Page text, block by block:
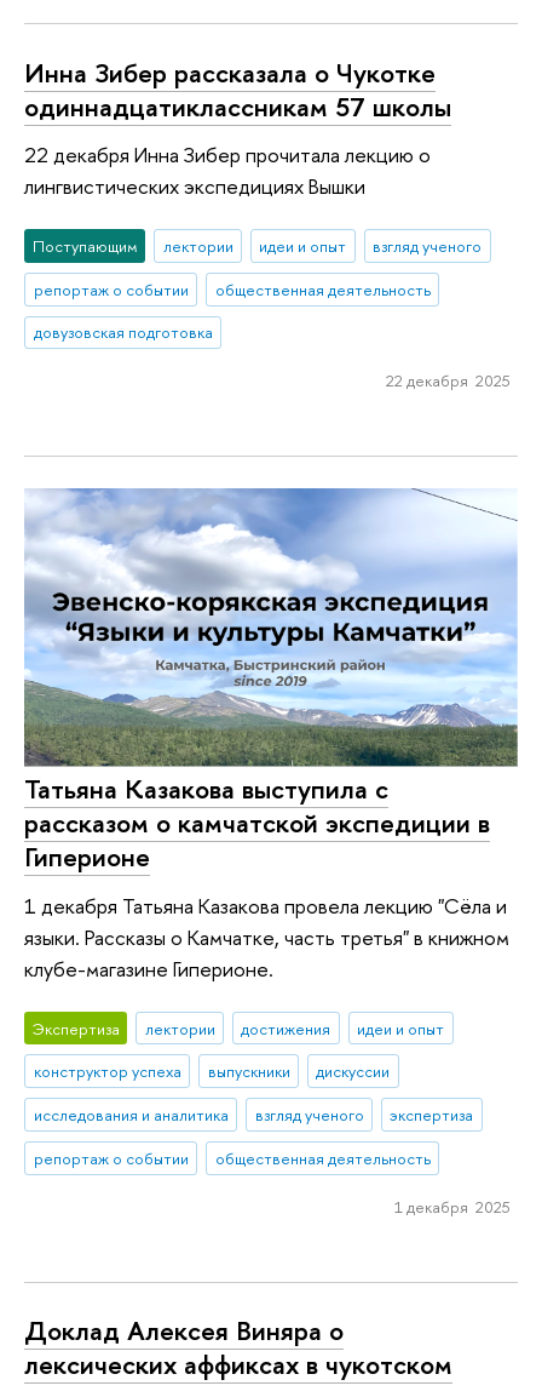
Инна Зибер рассказала о Чукотке
одиннадцатиклассникам 57 школы
22 декабря Инна Зибер прочитала лекцию о
лингвистических экспедициях Вышки
Поступающим лектории идеи и опыт
взгляд ученого
репортаж о событии
общественная деятельность
довузовская подготовка
22 декабря 2025
Татьяна Казакова выступила с
рассказом о камчатской экспедиции в
Гиперионе
1 декабря Татьяна Казакова провела лекцию "Сёла и
языки. Рассказы о Камчатке, часть третья" в книжном
клубе-магазине Гиперионе.
Экспертиза лектории достижения
идеи и опыт
конструктор успеха
выпускники
дискуссии
исследования и аналитика
взгляд ученого
экспертиза
репортаж о событии
общественная деятельность
1 декабря 2025
Доклад Алексея Виняра о
лексических аффиксах в чукотском